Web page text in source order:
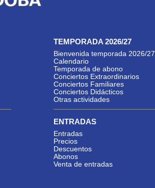
TEMPORADA 2026/27
Bienvenida temporada 2026/27
Calendario
Temporada de abono
Conciertos Extraordinarios
Conciertos Familiares
Conciertos Didácticos
Otras actividades
ENTRADAS
Entradas
Precios
Descuentos
Abonos
Venta de entradas